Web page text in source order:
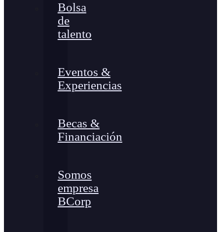
Bolsa
de
talento
Eventos &
Experiencias
Becas &
Financiación
Somos
empresa
BCorp